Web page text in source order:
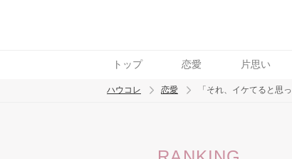
トップ 恋愛 片思い
ハウコレ 恋愛 「それ、イケてると思